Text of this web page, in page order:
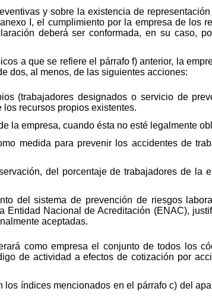
y sobre la existencia de
I, el cumplimiento por la empresa de los
deberá ser conformada, en su caso,
a que se refiere el párrafo f) anterior, la
dos, al menos, de las siguientes acciones:
(trabajadores designados o servicio de
recursos propios existentes.
la empresa, cuando ésta no esté legalmente
medida para prevenir los accidentes de
del porcentaje de trabajadores de la
del sistema de prevención de riesgos
Nacional de Acreditación (ENAC),
aceptadas.
como empresa el conjunto de todos los
de actividad a efectos de cotización por
índices mencionados en el párrafo c) del